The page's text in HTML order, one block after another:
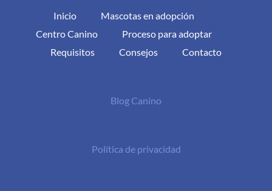
Inicio
Mascotas en adopción
Centro Canino
Proceso para adoptar
Requisitos
Consejos Contacto
Blog Canino
Política de privacidad